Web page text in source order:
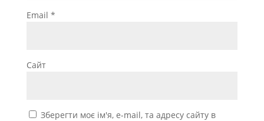
Email *
Сайт
Зберегти моє ім'я, e-mail, та адресу сайту в